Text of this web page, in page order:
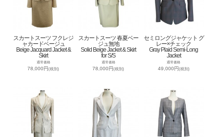
スカートスーツ フクレジ
ャカードベージュ
Beige Jacquard Jacket &
Skirt
通常価格
78,000円(税別)
スカートスーツ 春夏ベー
ジュ無地
Solid Beige Jacket & Skirt
for S/S
通常価格
78,000円(税別)
セミロングジャケット グ
レー×チェック
Gray Plaid Semi-Long
Jacket
通常価格
49,000円(税別)